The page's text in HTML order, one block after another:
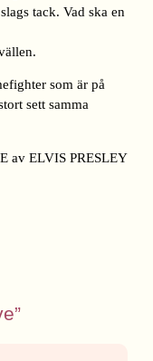
tack. Vad ska en
som är på
sett samma
av ELVIS PRESLEY